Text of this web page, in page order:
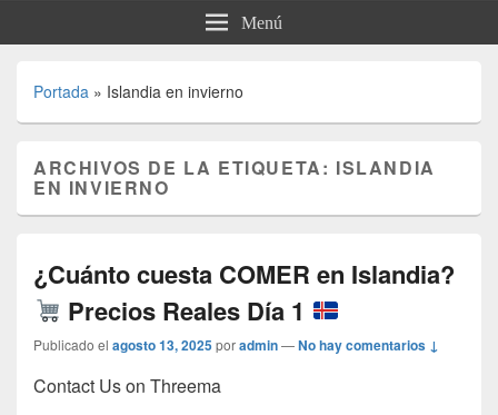
Menú
Portada » Islandia en invierno
ARCHIVOS DE LA ETIQUETA: ISLANDIA
EN INVIERNO
¿Cuánto cuesta COMER en Islandia?
Precios Reales Día 1
Publicado el agosto 13, 2025poradmin—No hay comentarios ↓
Contact Us on Threema